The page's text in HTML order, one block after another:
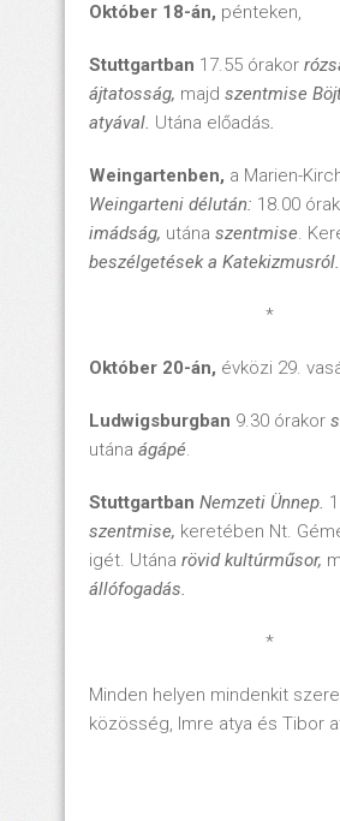
Október 18-án, pénteken,
Stuttgartban 17.55 órakor
ájtatosság, majd szentmise
atyával. Utána előadás.
Weingartenben, a Marien-
Weingarteni délután: 18.00
imádság, utána szentmise.
beszélgetések a Katekizmusról.
*
Október 20-án, évközi 29.
Ludwigsburgban 9.30 órakor
utána ágápé.
Stuttgartban Nemzeti Ünnep.
szentmise, keretében Nt.
igét. Utána rövid kultúrműsor,
állófogadás.
*
Minden helyen mindenkit
közösség, Imre atya és Tibor